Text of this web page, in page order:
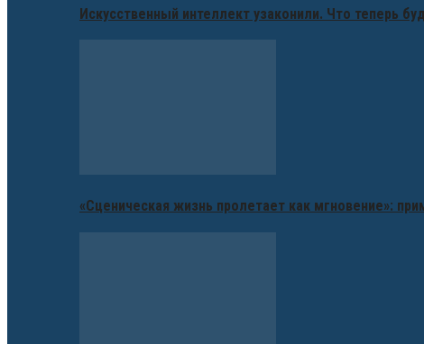
Искусственный интеллект узаконили. Что теперь
«Сценическая жизнь пролетает как мгновение»: